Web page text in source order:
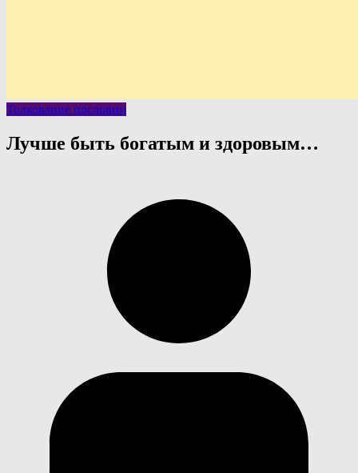
Толкование пословиц
Лучше быть богатым и здоровым…